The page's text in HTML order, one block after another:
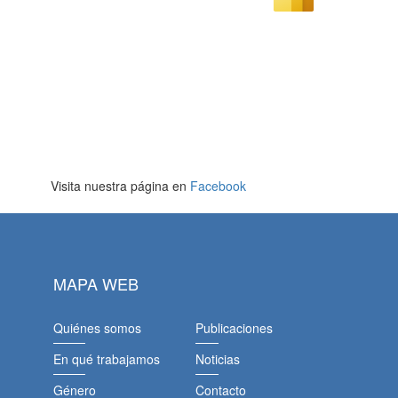
Visita nuestra página en Facebook
MAPA WEB
Quiénes somos
En qué trabajamos
Género
Publicaciones
Noticias
Contacto